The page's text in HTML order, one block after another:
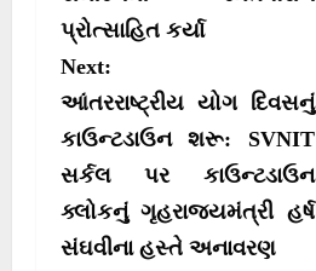
n
a
v
i
g
a
t
પ્રોત્સાહિત કર્યા
Next:
આંતરરાષ્ટ્રીય યોગ દિવસનું
કાઉન્ટડાઉન શરૂ: SVNIT
સર્કલ પર કાઉન્ટડાઉન
ક્લોકનું ગૃહરાજ્યમંત્રી હર્ષ
સંઘવીના હસ્તે અનાવરણ